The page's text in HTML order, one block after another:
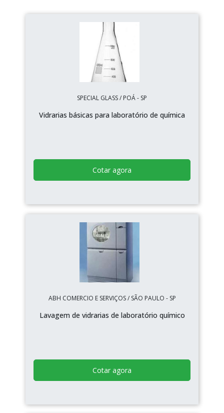
SPECIAL GLASS / POÁ - SP
Vidrarias básicas para laboratório de química
Cotar agora
ABH COMERCIO E SERVIÇOS / SÃO PAULO - SP
Lavagem de vidrarias de laboratório químico
Cotar agora